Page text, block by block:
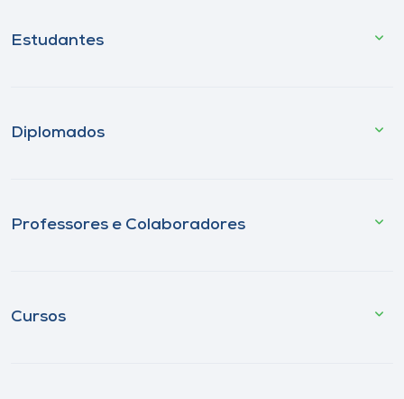
Estudantes
Diplomados
Professores e Colaboradores
Cursos